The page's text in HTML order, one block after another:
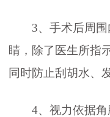
3、手术后周
睛，除了医生所指
同时防止刮胡水、
4、视力依据